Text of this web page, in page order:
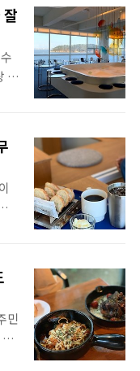
용
.
가
민